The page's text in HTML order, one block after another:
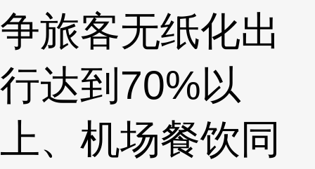
争旅客无纸化出
行达到70%以
上、机场餐饮同